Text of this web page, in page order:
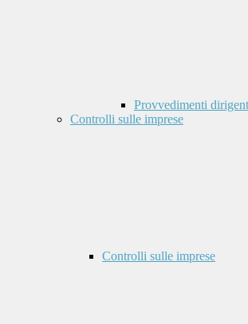
Provvedimenti
Controlli sulle imprese
Controlli sulle imprese